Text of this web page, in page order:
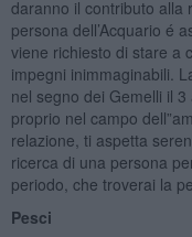
daranno il contributo alla
persona dell’Acquario é
viene richiesto di stare a
impegni inimmaginabili.
nel segno dei Gemelli il
proprio nel campo
relazione, ti aspetta
ricerca di una persona
periodo, che troverai la
Pesci